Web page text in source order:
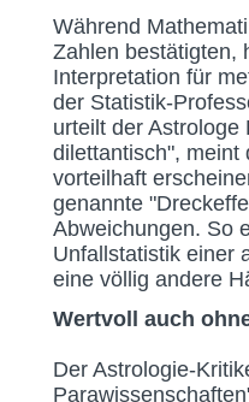
Während
Zahlen bestätigten,
Interpretation für
der Statistik-
urteilt der
dilettantisch", meint
vorteilhaft
genannte
Abweichungen. So
Unfallstatistik einer
eine völlig andere
Wertvoll auch
Der Astrologie-